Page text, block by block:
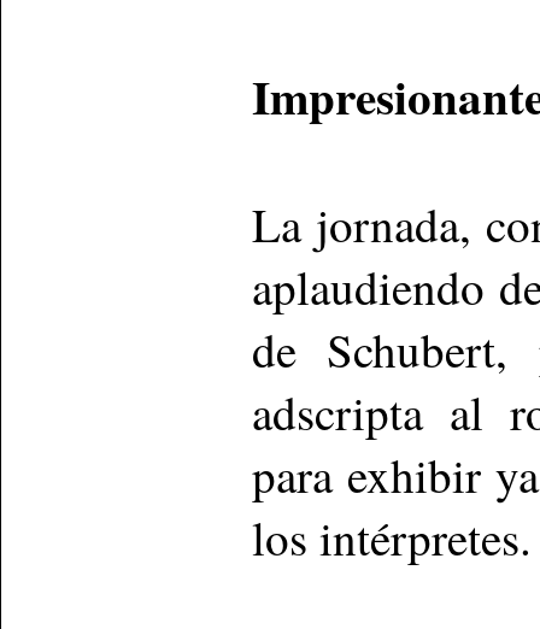
La jornada,
aplaudiendo
de Schubert,
adscripta al
para exhibir
los intérpretes.